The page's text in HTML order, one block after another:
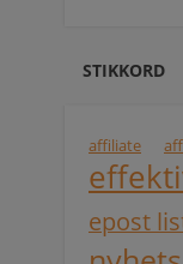
STIKKORD
affiliate
epost